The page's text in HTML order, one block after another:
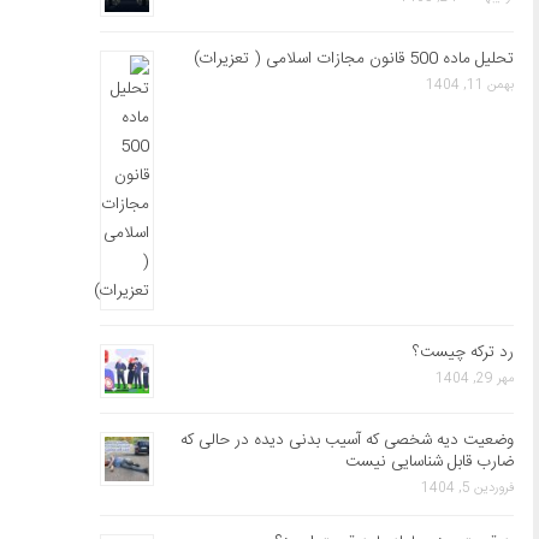
تحلیل ماده 500 قانون مجازات اسلامی ( تعزیرات)
بهمن 11, 1404
رد ترکه چیست؟
مهر 29, 1404
وضعیت دیه شخصی که آسیب بدنی دیده در حالی که
ضارب قابل شناسایی نیست
فروردین 5, 1404